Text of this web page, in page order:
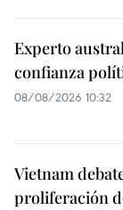
Experto
confianza
08/08/2026 10:32
Vietnam
proliferación